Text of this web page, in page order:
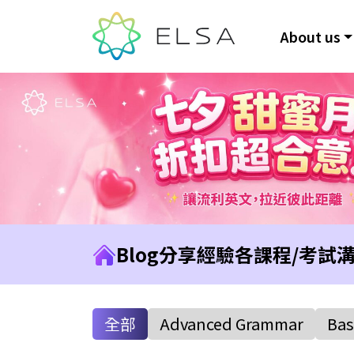
About us
Blog分享經驗各課程/考試
全部 Advanced Grammar